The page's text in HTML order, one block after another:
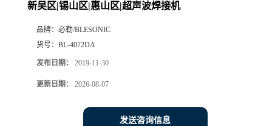
新吴区|锡山区|惠山区|超声波焊接机
品牌： 必勒/BLESONIC
货号： BL-4072DA
发布日期： 2019-11-30
更新日期： 2026-08-07
发送咨询信息